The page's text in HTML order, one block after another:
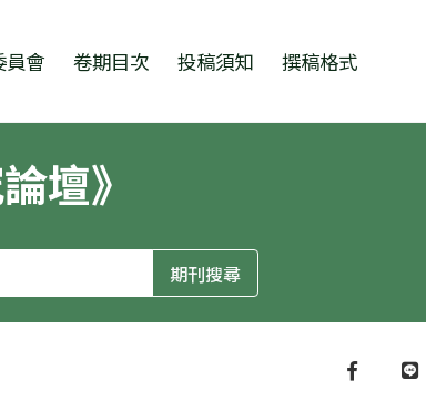
員會 卷期目次 投稿須知 撰稿格式
壇》
Facebook
line